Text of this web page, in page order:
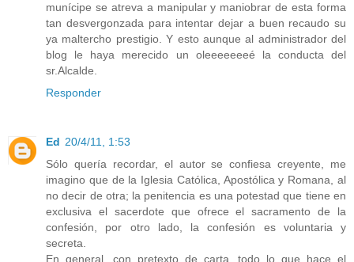
munícipe se atreva a manipular y maniobrar de esta forma
tan desvergonzada para intentar dejar a buen recaudo su
ya maltercho prestigio. Y esto aunque al administrador del
blog le haya merecido un oleeeeeeeé la conducta del
sr.Alcalde.
Responder
Ed 20/4/11, 1:53
Sólo quería recordar, el autor se confiesa creyente, me
imagino que de la Iglesia Católica, Apostólica y Romana, al
no decir de otra; la penitencia es una potestad que tiene en
exclusiva el sacerdote que ofrece el sacramento de la
confesión, por otro lado, la confesión es voluntaria y
secreta.
En general, con pretexto de carta, todo lo que hace el